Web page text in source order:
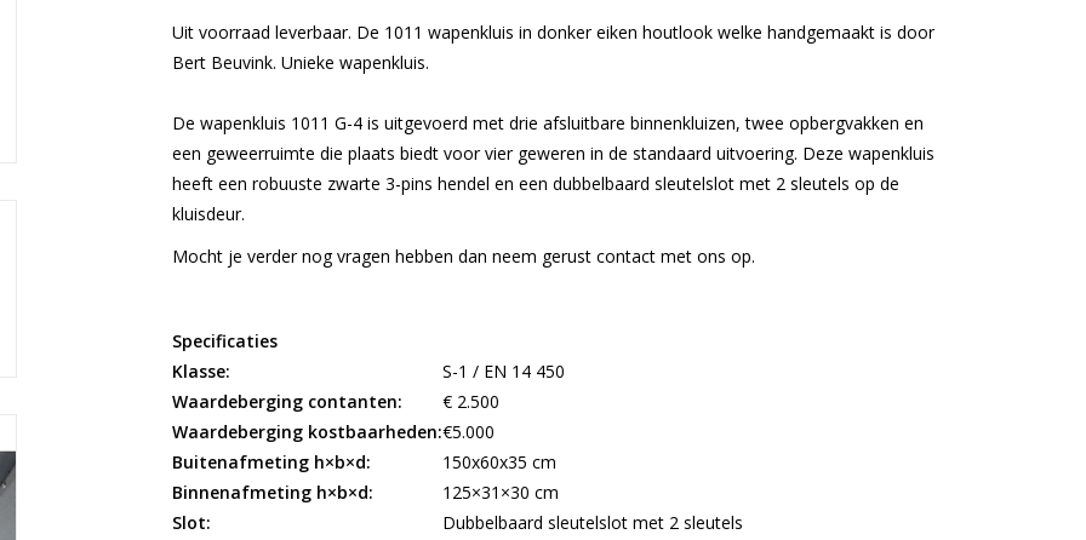
Uit voorraad leverbaar. De 1011 wapenkluis in donker eiken houtlook welke handgemaakt is door
Bert Beuvink. Unieke wapenkluis.
De wapenkluis 1011 G-4 is uitgevoerd met drie afsluitbare binnenkluizen, twee opbergvakken en
een geweerruimte die plaats biedt voor vier geweren in de standaard uitvoering. Deze wapenkluis
heeft een robuuste zwarte 3-pins hendel en een dubbelbaard sleutelslot met 2 sleutels op de
kluisdeur.
Mocht je verder nog vragen hebben dan neem gerust contact met ons op.
Specificaties
Klasse:
S-1 / EN 14 450
Waardeberging contanten:
€ 2.500
Waardeberging kostbaarheden:€5.000
Buitenafmeting h×b×d:
150x60x35 cm
Binnenafmeting h×b×d:
125×31×30 cm
Slot:
Dubbelbaard sleutelslot met 2 sleutels